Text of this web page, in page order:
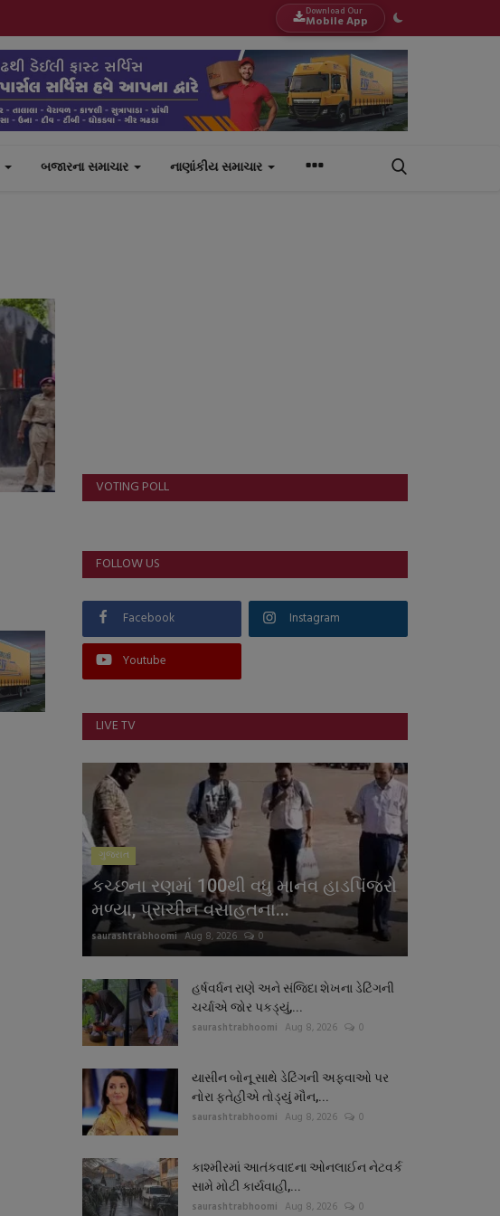
Download Our
Mobile App
બજારના સમાચાર નાણાંકીય સમાચાર
VOTING POLL
FOLLOW US
Facebook Instagram
Youtube
LIVE TV
ગુજરાત
કચ્છના રણમાં 100થી વધુ માનવ હાડપિંજરો
મળ્યા, પ્રાચીન વસાહતના...
saurashtrabhoomi Aug 8, 2026 0
હર્ષવર્ધન રાણે અને સંજિદા શેખના ડેટિંગની
ચર્ચાએ જોર પકડ્યું,...
saurashtrabhoomi Aug 8, 2026 0
યાસીન બોનૂ સાથે ડેટિંગની અફવાઓ પર
નોરા ફતેહીએ તોડ્યું મૌન,...
saurashtrabhoomi Aug 8, 2026 0
કાશ્મીરમાં આતંકવાદના ઓનલાઈન નેટવર્ક
સામે મોટી કાર્યવાહી,...
saurashtrabhoomi Aug 8, 2026 0